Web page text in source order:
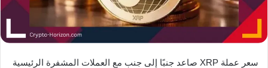
سعر عملة XRP صاعد جنبًا إلى جنب مع العملات المشفرة الرئيسية